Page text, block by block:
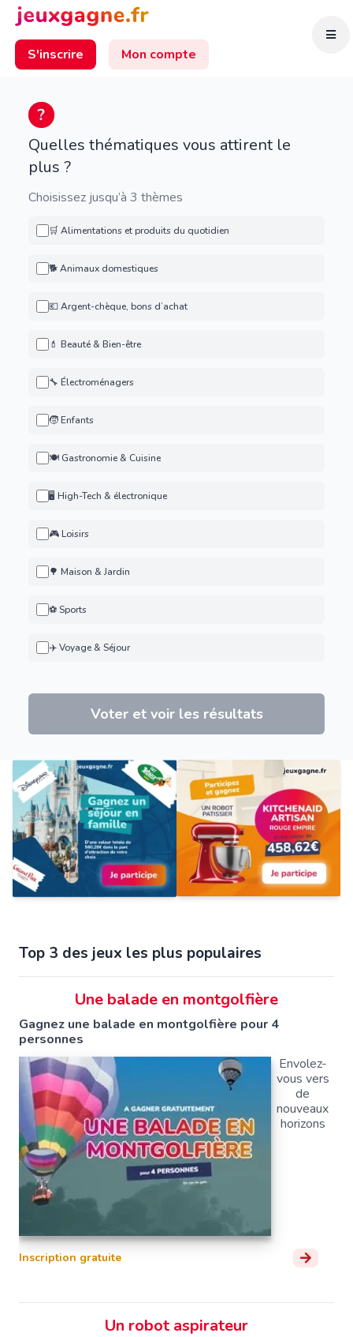
S'inscrire Mon compte
Quelles thématiques vous attirent le
plus ?
Choisissez jusqu’à 3 thèmes
🛒 Alimentations et produits du quotidien
🐕 Animaux domestiques
💶 Argent-chèque, bons d’achat
💄 Beauté & Bien-être
🔧 Électroménagers
🧒 Enfants
🍽️ Gastronomie & Cuisine
🖥️ High-Tech & électronique
🎮 Loisirs
🌳 Maison & Jardin
⚽ Sports
✈️ Voyage & Séjour
Voter et voir les résultats
Top 3 des jeux les plus populaires
Une balade en montgolfière
Gagnez une balade en montgolfière pour 4
personnes
Envolez-
vous vers
de
nouveaux
horizons
Inscription gratuite
Un robot aspirateur